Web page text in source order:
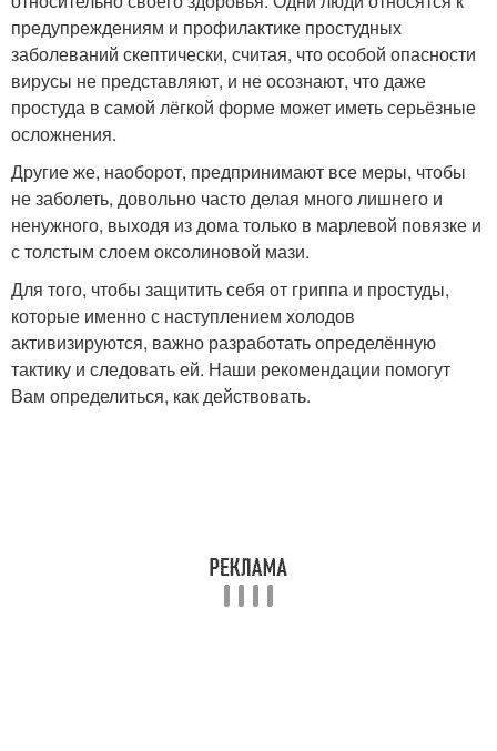
предупреждениям и профилактике простудных
заболеваний скептически, считая, что особой опасности
вирусы не представляют, и не осознают, что даже
простуда в самой лёгкой форме может иметь серьёзные
осложнения.
Другие же, наоборот, предпринимают все меры, чтобы
не заболеть, довольно часто делая много лишнего и
ненужного, выходя из дома только в марлевой повязке и
с толстым слоем оксолиновой мази.
Для того, чтобы защитить себя от гриппа и простуды,
которые именно с наступлением холодов
активизируются, важно разработать определённую
тактику и следовать ей. Наши рекомендации помогут
Вам определиться, как действовать.